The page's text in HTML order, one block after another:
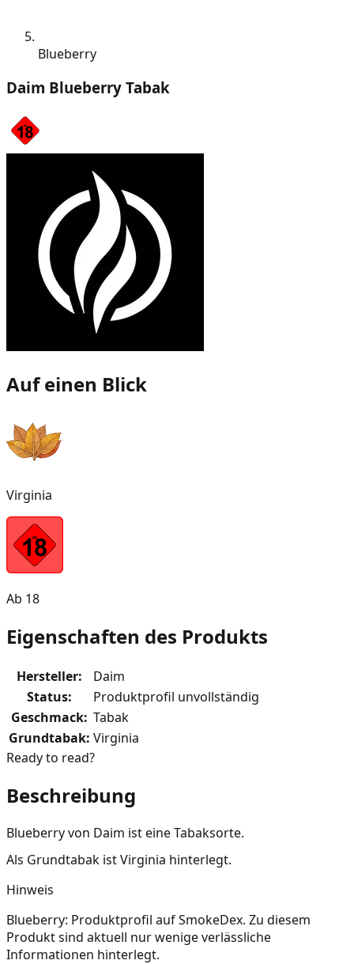
Blueberry
Daim Blueberry Tabak
Auf einen Blick
Virginia
Ab 18
Eigenschaften des Produkts
Hersteller:
Daim
Status:
Produktprofil unvollständig
Geschmack: Tabak
Grundtabak: Virginia
Ready to read?
Beschreibung
Blueberry von Daim ist eine Tabaksorte.
Als Grundtabak ist Virginia hinterlegt.
Hinweis
Blueberry: Produktprofil auf SmokeDex. Zu diesem
Produkt sind aktuell nur wenige verlässliche
Informationen hinterlegt.